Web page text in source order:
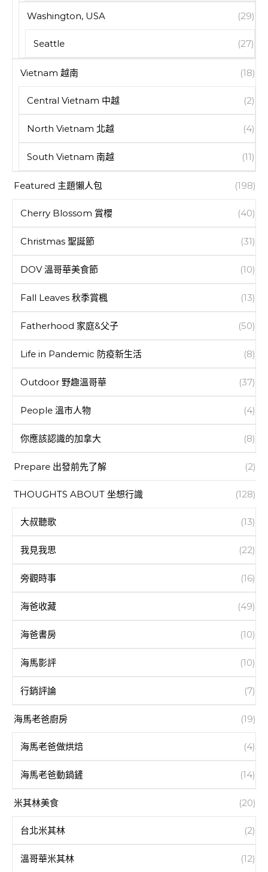
Washington, USA (29)
Seattle (27)
Vietnam 越南 (18)
Central Vietnam 中越 (2)
North Vietnam 北越 (4)
South Vietnam 南越 (11)
Featured 主題懶人包 (198)
Cherry Blossom 賞櫻 (40)
Christmas 聖誕節 (31)
DOV 溫哥華美食節 (10)
Fall Leaves 秋季賞楓 (13)
Fatherhood 家庭&父子 (50)
Life in Pandemic 防疫新生活 (8)
Outdoor 野趣溫哥華 (37)
People 溫市人物 (4)
你應該認識的加拿大 (8)
Prepare 出發前先了解 (2)
THOUGHTS ABOUT 坐想行識 (128)
大叔聽歌 (13)
我見我思 (22)
旁觀時事 (16)
海爸收藏 (49)
海爸書房 (10)
海馬影評 (10)
行銷評論 (7)
海馬老爸廚房 (19)
海馬老爸做烘焙 (4)
海馬老爸動鍋鏟 (14)
米其林美食 (20)
台北米其林 (2)
溫哥華米其林 (12)